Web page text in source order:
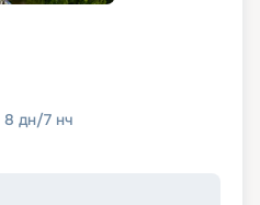
8 дн/7 нч